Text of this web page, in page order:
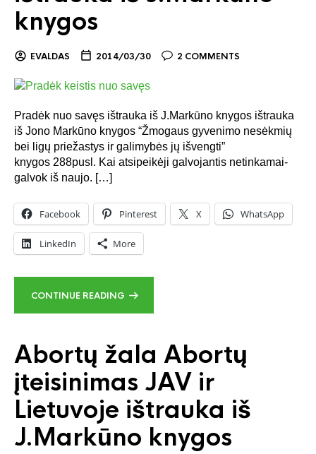
knygos
EVALDAS 2014/03/30 2 COMMENTS
Pradėk nuo savęs ištrauka iš J.Markūno knygos ištrauka
iš Jono Markūno knygos “Žmogaus gyvenimo nesėkmių
bei ligų priežastys ir galimybės jų išvengti”
knygos 288pusl. Kai atsipeikėji galvojantis netinkamai-
galvok iš naujo. […]
Facebook Pinterest X WhatsApp
LinkedIn More
CONTINUE READING
Abortų žala Abortų
įteisinimas JAV ir
Lietuvoje ištrauka iš
J.Markūno knygos